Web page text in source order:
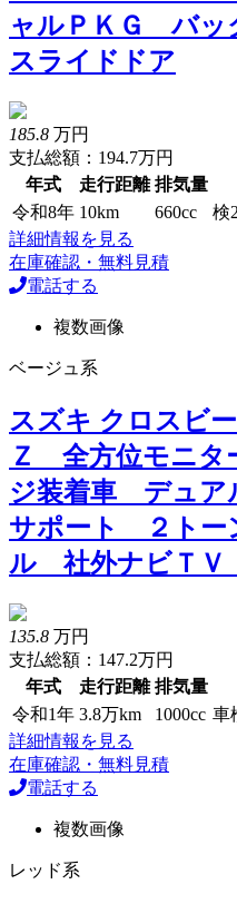
ャルＰＫＧ バ
スライドドア
185.8 万円
支払総額：194.7万円
年式
走行距離 排気量
令和8年 10km 660cc 検
詳細情報を見る
在庫確認・無料見積
電話する
複数画像
ベージュ系
スズキ クロスビ
Ｚ 全方位モニタ
ジ装着車 デュア
サポート ２ト
ル 社外ナビＴ
135.8 万円
支払総額：147.2万円
年式
走行距離 排気量
令和1年 3.8万km 1000cc 車
詳細情報を見る
在庫確認・無料見積
電話する
複数画像
レッド系